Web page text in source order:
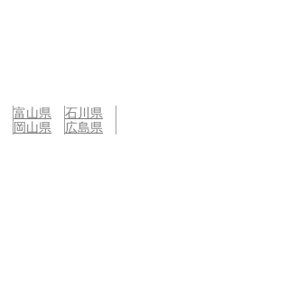
富山県
石川県
岡山県
広島県